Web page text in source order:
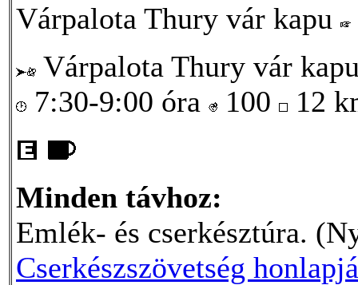
Várpalota Thury vár kapu
Várpalota Thury vár
7:30-9:00 óra
100 12
Minden távhoz:
Emlék- és cserkésztúra.
Cserkészszövetség